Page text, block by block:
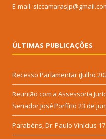
E-mail:
ÚLTIMAS PUBLICAÇÕES
Recesso Parlamentar (Julho
Reunião com a Assessoria
Senador José Porfírio 23 de
Parabéns, Dr. Paulo Vinícius